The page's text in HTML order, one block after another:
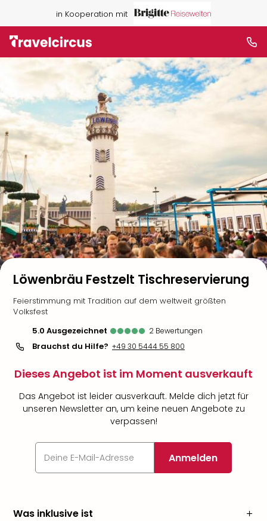
in Kooperation mit
Löwenbräu Festzelt Tischreservierung
Feierstimmung mit Tradition auf dem weltweit größten
Volksfest
5.0
ausgezeichnet 2 Bewertungen
Brauchst du Hilfe? +49 30 5444 55 800
Dieses Angebot ist im Moment ausverkauft
Das Angebot ist leider ausverkauft. Melde dich jetzt für
unseren Newsletter an, um keine neuen Angebote zu
verpassen!
Anmelden
Was inklusive ist